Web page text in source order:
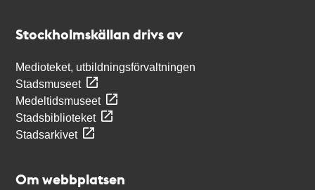
Stockholmskällan drivs av
Medioteket, utbildningsförvaltningen
Stadsmuseet
Medeltidsmuseet
Stadsbiblioteket
Stadsarkivet
Om webbplatsen